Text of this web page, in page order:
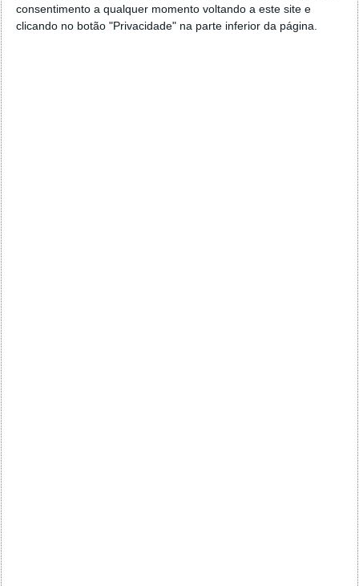
consentimento a qualquer momento voltando a este site e
clicando no botão "Privacidade" na parte inferior da página.